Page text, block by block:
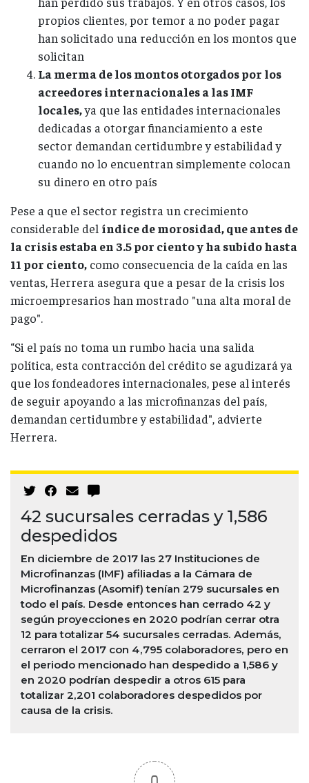
propios clientes, por temor a no poder pagar
han solicitado una reducción en los montos que
solicitan
La merma de los montos otorgados por los
acreedores internacionales a las IMF
locales,ya que las entidades internacionales
dedicadas a otorgar financiamiento a este
sector demandan certidumbre y estabilidad y
cuando no lo encuentran simplemente colocan
su dinero en otro país
Pese a que el sector registra un crecimiento
considerable del índice de morosidad, que antes de
la crisis estaba en 3.5 por ciento y ha subido hasta
11 por ciento, como consecuencia de la caída en las
ventas, Herrera asegura que a pesar de la crisis los
microempresarios han mostrado "una alta moral de
pago".
“Si el país no toma un rumbo hacia una salida
política, esta contracción del crédito se agudizará ya
que los fondeadores internacionales, pese al interés
de seguir apoyando a las microfinanzas del país,
demandan certidumbre y estabilidad", advierte
Herrera.
42 sucursales cerradas y 1,586
despedidos
En diciembre de 2017 las 27 Instituciones de
Microfinanzas (IMF) afiliadas a la Cámara de
Microfinanzas (Asomif) tenían 279 sucursales en
todo el país. Desde entonces han cerrado 42 y
según proyecciones en 2020 podrían cerrar otra
12 para totalizar 54 sucursales cerradas. Además,
cerraron el 2017 con 4,795 colaboradores, pero en
el periodo mencionado han despedido a 1,586 y
en 2020 podrían despedir a otros 615 para
totalizar 2,201 colaboradores despedidos por
causa de la crisis.